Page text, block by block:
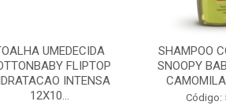
UMEDECIDA
FLIPTOP
INTENSA
12X10...
SHAMPOO
SNOOPY
Código: